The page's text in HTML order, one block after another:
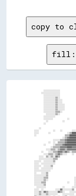
copy to
fill:
░░░░░░░░░░▒▒░░░░░░
░░░░░░░░░░▒▒░░░░░░
░░░░░░░░▒▒░░
░░░░░░░░            ░░
░░            ░░
░░
░░
░░░░            ░░    ░░
░░░░        ░░
░░
░░  ░░
░░
░░
░░░░▒▒▒▒░░▒▒▓▓▒▒░░░░    ░░
░░░░  ▒▒░░▒▒░░▓▓▒▒
░░░░░░░░░░░░▒▒▒▒
░░░░░░  ░░░░░░░░▒▒
░░░░  ░░░░░░░░░░░░
░░░░░░  ░░░░░░▒▒
░░░░  ░░░░░░░░░░                        ░░
░░░░░░░░░░░░░░
░░    ░░░░▒▒
░░░░░░░░░░▒▒
░░░░░░░░▒▒▒▒
░░░░░░░░▒▒░░                      ░░░░
░░░░░░▒▒▒▒                  ░░    ░░
░░░░░░░░▒▒                        ░░░░
░░░░░░░░              ░░
░░░░  ░░          ░░░░▓▓░░░░░░░░▒▒
░░░░▒▒░░▓▓▒▒░░░░░░░░▓▓▒▒░░
░░░░▒▒░░░░▒▒░░░░░░░░